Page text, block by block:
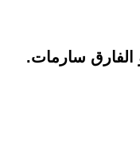
الفارق سارمات.